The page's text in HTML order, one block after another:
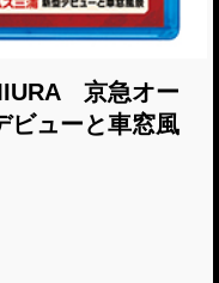
京急オー
ビューと車窓風